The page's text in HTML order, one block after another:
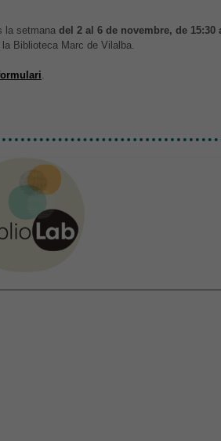
la setmanadel 2 al 6 de novembre, de 15:30
la Biblioteca Marc de Vilalba.
.
cookies,
alguna